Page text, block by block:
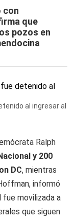
con
que
pozos en
al ingresar al
Ralph
y 200
DC, mientras
informó
fue movilizada a
que siguen